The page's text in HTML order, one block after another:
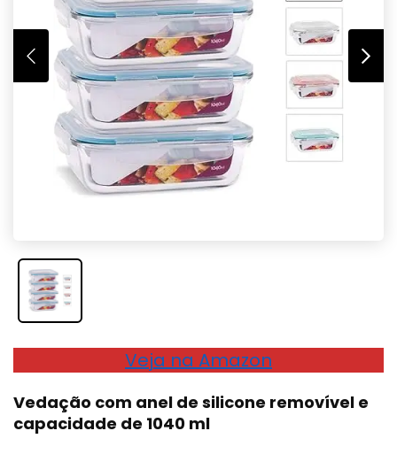
Veja na Amazon
Vedação com anel de silicone removível e
capacidade de 1040 ml